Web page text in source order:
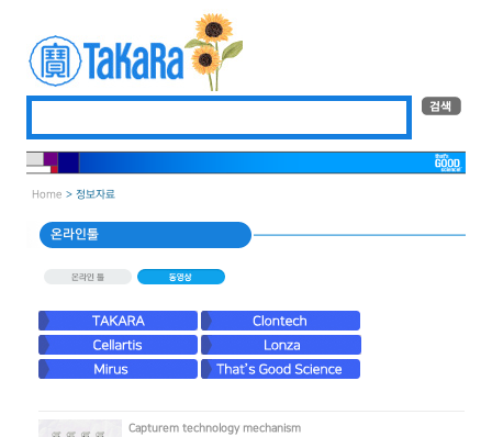
Home > 정보자료
온라인툴
Capturem technology mechanism